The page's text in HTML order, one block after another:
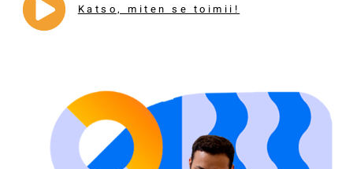
Katso, miten se toimii!